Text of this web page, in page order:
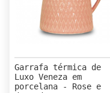
Garrafa térmica de
Luxo Veneza em
porcelana - Rose e